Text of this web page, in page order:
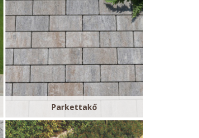
Parkettakő